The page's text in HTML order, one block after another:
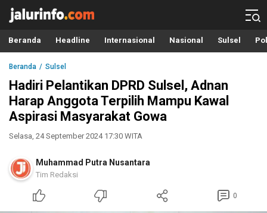
Info Terbaru, Berita Terkini Hari Ini, Jalurinfo.com
Terkini, Akurat dan Terpercaya
Beranda Headline Internasional Nasional Sulsel
Beranda Sulsel
Hadiri Pelantikan DPRD Sulsel, Adnan
Harap Anggota Terpilih Mampu Kawal
Aspirasi Masyarakat Gowa
Selasa, 24 September 2024 17:30 WITA
Muhammad Putra Nusantara
Tim Redaksi
0